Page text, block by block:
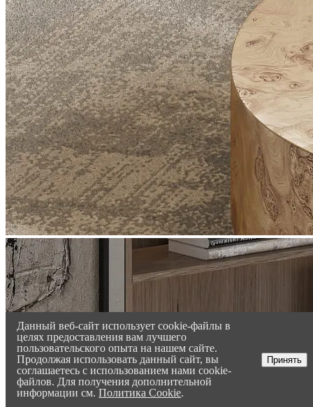
Данный веб-сайт использует cookie-файлы в
целях предоставления вам лучшего
пользовательского опыта на нашем сайте.
Продолжая использовать данный сайт, вы
соглашаетесь с использованием нами cookie-
файлов. Для получения дополнительной
информации см.Политика Cookie.
Принять